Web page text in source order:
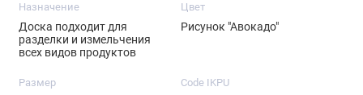
Назначение
Доска подходит для
разделки и измельчения
всех видов продуктов
Цвет
Рисунок "Авокадо"
Размер Code IKPU